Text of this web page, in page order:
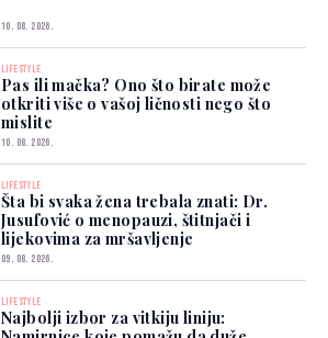
10. 08. 2026.
LIFESTYLE
Pas ili mačka? Ono što birate može
otkriti više o vašoj ličnosti nego što
mislite
10. 08. 2026.
LIFESTYLE
Šta bi svaka žena trebala znati: Dr.
Jusufović o menopauzi, štitnjači i
lijekovima za mršavljenje
09. 08. 2026.
LIFESTYLE
Najbolji izbor za vitkiju liniju: